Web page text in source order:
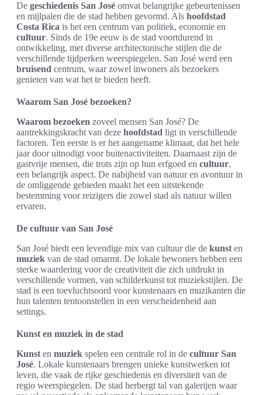
De geschiedenis San José omvat belangrijke gebeurtenissen
en mijlpalen die de stad hebben gevormd. Als hoofdstad
Costa Rica is het een centrum van politiek, economie en
cultuur. Sinds de 19e eeuw is de stad voortdurend in
ontwikkeling, met diverse architectonische stijlen die de
verschillende tijdperken weerspiegelen. San José werd een
bruisend centrum, waar zowel inwoners als bezoekers
genieten van wat het te bieden heeft.
Waarom San José bezoeken?
Waarom bezoeken zoveel mensen San José? De
aantrekkingskracht van deze hoofdstad ligt in verschillende
factoren. Ten eerste is er het aangename klimaat, dat het hele
jaar door uitnodigt voor buitenactiviteiten. Daarnaast zijn de
gastvrije mensen, die trots zijn op hun erfgoed en cultuur,
een belangrijk aspect. De nabijheid van natuur en avontuur in
de omliggende gebieden maakt het een uitstekende
bestemming voor reizigers die zowel stad als natuur willen
ervaren.
De cultuur van San José
San José biedt een levendige mix van cultuur die de kunst en
muziek van de stad omarmt. De lokale bewoners hebben een
sterke waardering voor de creativiteit die zich uitdrukt in
verschillende vormen, van schilderkunst tot muziekstijlen. De
stad is een toevluchtsoord voor kunstenaars en muzikanten die
hun talenten tentoonstellen in een verscheidenheid aan
settings.
Kunst en muziek in de stad
Kunst en muziek spelen een centrale rol in de cultuur San
José. Lokale kunstenaars brengen unieke kunstwerken tot
leven, die vaak de rijke geschiedenis en diversiteit van de
regio weerspiegelen. De stad herbergt tal van galerijen waar